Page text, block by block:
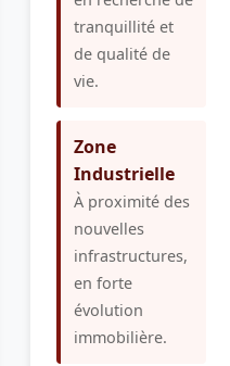
tranquillité et
de qualité de
vie.
Zone
Industrielle
À proximité des
nouvelles
infrastructures,
en forte
évolution
immobilière.